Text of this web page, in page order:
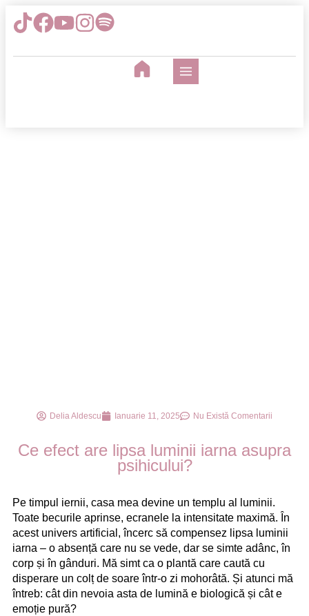
Delia Aldescu Ianuarie 11, 2025 Nu Există Comentarii
Ce efect are lipsa luminii iarna asupra
psihicului?
Pe timpul iernii, casa mea devine un templu al luminii.
Toate becurile aprinse, ecranele la intensitate maximă. În
acest univers artificial, încerc să compensez lipsa luminii
iarna – o absență care nu se vede, dar se simte adânc, în
corp și în gânduri. Mă simt ca o plantă care caută cu
disperare un colț de soare într-o zi mohorâtă. Și atunci mă
întreb: cât din nevoia asta de lumină e biologică și cât e
emoție pură?